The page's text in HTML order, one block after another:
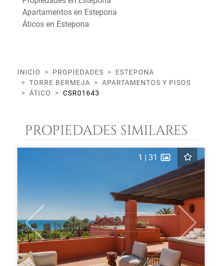
Apartamentos en Estepona
Áticos en Estepona
INICIO PROPIEDADES
ESTEPONA
TORRE BERMEJA
APARTAMENTOS Y PISOS
ÁTICO
CSR01643
PROPIEDADES SIMILARES
Previous Next
1 | 31